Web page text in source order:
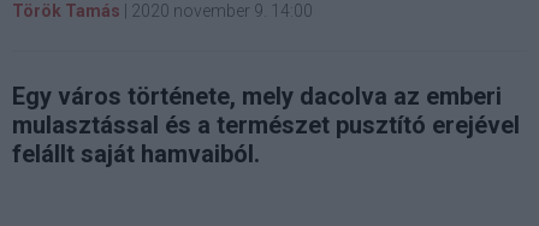
Török Tamás 2020 november 9. 14:00
Egy város története, mely dacolva az emberi
mulasztással és a természet pusztító erejével
felállt saját hamvaiból.